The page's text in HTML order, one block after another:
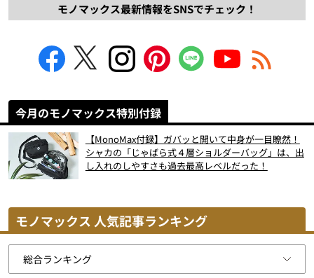
モノマックス最新情報をSNSでチェック！
今月のモノマックス特別付録
【MonoMax付録】ガバッと開いて中身が一目瞭然！
シャカの「じゃばら式４層ショルダーバッグ」は、出
し入れのしやすさも過去最高レベルだった！
モノマックス 人気記事ランキング